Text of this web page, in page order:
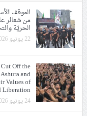
الموقف
من شعائر
الحريّة
22 يونيو 2026
Off the
and
Values of
Liberation
24 يونيو 2026